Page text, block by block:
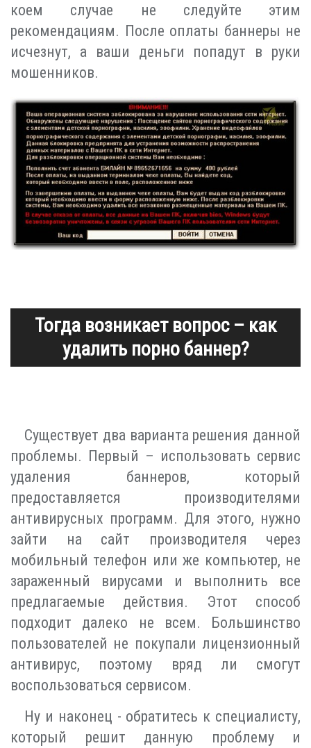
коем случае не следуйте этим
рекомендациям. После оплаты баннеры не
исчезнут, а ваши деньги попадут в руки
мошенников.
Тогда возникает вопрос – как
удалить порно баннер?
Существует два варианта решения данной
проблемы. Первый – использовать сервис
удаления баннеров, который
предоставляется производителями
антивирусных программ. Для этого, нужно
зайти на сайт производителя через
мобильный телефон или же компьютер, не
зараженный вирусами и выполнить все
предлагаемые действия. Этот способ
подходит далеко не всем. Большинство
пользователей не покупали лицензионный
антивирус, поэтому вряд ли смогут
воспользоваться сервисом.
Ну и наконец - обратитесь к специалисту,
который решит данную проблему и